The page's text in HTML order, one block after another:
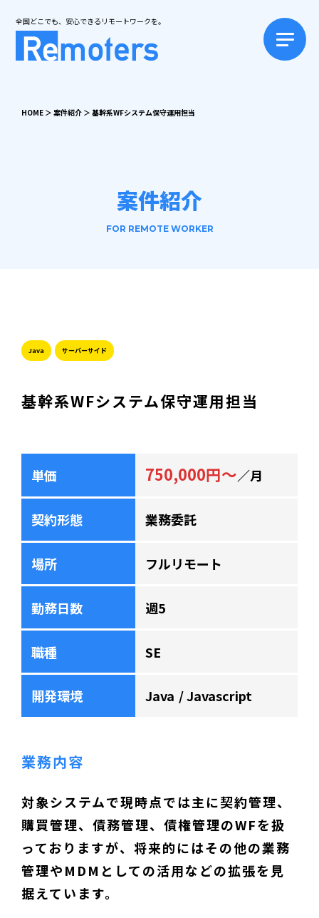
全国どこでも、安心できるリモートワークを。
HOME ＞ 案件紹介 ＞ 基幹系WFシステム保守運用担当
案件紹介
FOR REMOTE WORKER
Java サーバーサイド
基幹系WFシステム保守運用担当
単価 750,000円～／月
契約形態 業務委託
場所 フルリモート
勤務日数 週5
職種 SE
開発環境 Java Javascript
業務内容
対象システムで現時点では主に契約管理、
購買管理、債務管理、債権管理のWFを扱
っておりますが、将来的にはその他の業務
管理やMDMとしての活用などの拡張を見
据えています。